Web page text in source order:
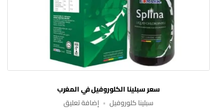
سعر سبلينا الكلوروفيل في المغرب
سبلينا كلوروفيل
إضافة تعليقعلى